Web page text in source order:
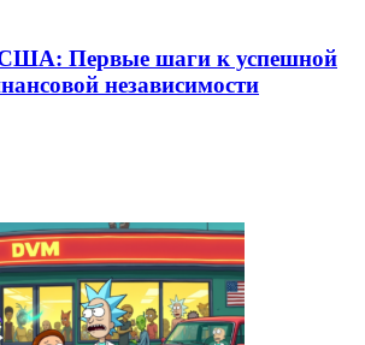
Первые шаги к успешной
независимости